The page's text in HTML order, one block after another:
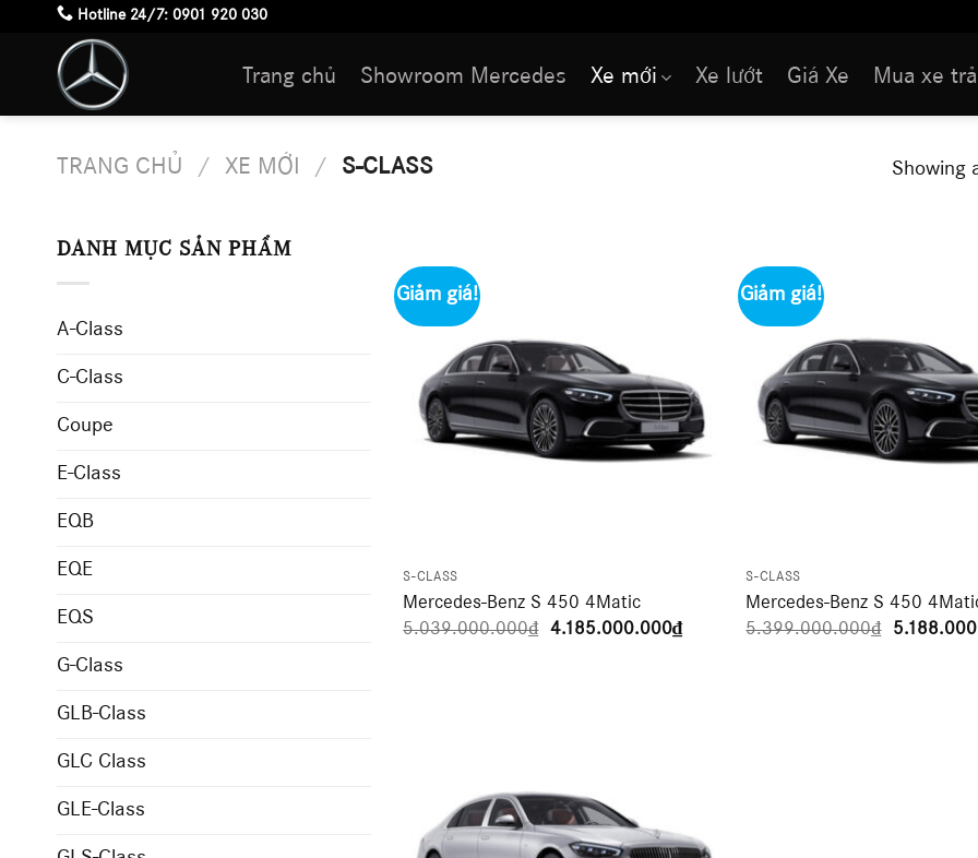
content
Hotline 24/7: 0901 920 030
Trang chủ Showroom Mercedes Xe mới Xe lướt Giá Xe Mua xe
TRANG CHỦ / XE MỚI / S-CLASS Showing
DANH MỤC SẢN PHẨM
A-Class
C-Class
Coupe
E-Class
EQB
EQE
EQS
G-Class
GLB-Class
GLC Class
GLE-Class
Giảm giá!
S-CLASS
Mercedes-Benz S 450 4Matic
5.039.000.000₫
Giá
4.185.000.000₫Giá
Giảm giá!
S-CLASS
Mercedes-Benz S 450
5.399.000.000₫
Giá